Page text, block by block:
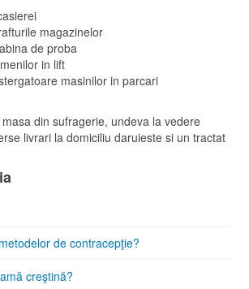
magazinelor
de proba
in lift
masinilor in parcari
din sufragerie, undeva la vedere
livrari la domiciliu daruieste si un tractat
de contracepţie?
creştină?